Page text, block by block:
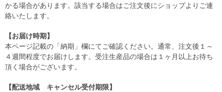
かる場合があります。該当する場合はご注文後にショップよりご連
絡いたします。
【お届け時期】
本ページ記載の「納期」欄にてご確認ください。通常、注文後１～
４週間程度でお届けします。受注生産品の場合は１ヶ月以上お待ち
頂く場合がございます。
【配送地域 キャンセル受付期限】